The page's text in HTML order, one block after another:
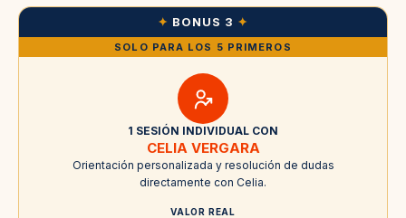
✦ BONUS 3 ✦
SOLO PARA LOS 5 PRIMEROS
1 SESIÓN INDIVIDUAL CON
CELIA VERGARA
Orientación personalizada y resolución de dudas
directamente con Celia.
VALOR REAL